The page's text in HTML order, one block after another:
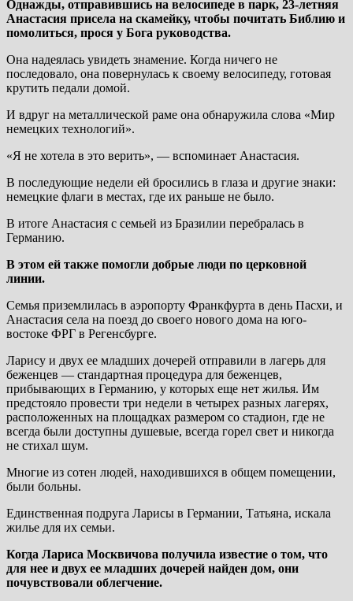
Однажды, отправившись на велосипеде в парк, 23-летняя
Анастасия присела на скамейку, чтобы почитать Библию и
помолиться, прося у Бога руководства.
Она надеялась увидеть знамение. Когда ничего не
последовало, она повернулась к своему велосипеду, готовая
крутить педали домой.
И вдруг на металлической раме она обнаружила слова «Мир
немецких технологий».
«Я не хотела в это верить», — вспоминает Анастасия.
В последующие недели ей бросились в глаза и другие знаки:
немецкие флаги в местах, где их раньше не было.
В итоге Анастасия с семьей из Бразилии перебралась в
Германию.
В этом ей также помогли добрые люди по церковной
линии.
Семья приземлилась в аэропорту Франкфурта в день Пасхи, и
Анастасия села на поезд до своего нового дома на юго-
востоке ФРГ в Регенсбурге.
Ларису и двух ее младших дочерей отправили в лагерь для
беженцев — стандартная процедура для беженцев,
прибывающих в Германию, у которых еще нет жилья. Им
предстояло провести три недели в четырех разных лагерях,
расположенных на площадках размером со стадион, где не
всегда были доступны душевые, всегда горел свет и никогда
не стихал шум.
Многие из сотен людей, находившихся в общем помещении,
были больны.
Единственная подруга Ларисы в Германии, Татьяна, искала
жилье для их семьи.
Когда Лариса Москвичова получила известие о том, что
для нее и двух ее младших дочерей найден дом, они
почувствовали облегчение.